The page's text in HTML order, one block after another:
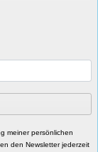
meiner persönlichen
den Newsletter jederzeit